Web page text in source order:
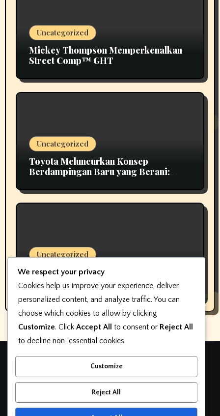
Uncategorized
Mickey Thompson Memperkenalkan
Street Comp™ GHT
Uncategorized
Toyota Meluncurkan Konsep
Berdampingan Baru yang Berani:
Uncategorized
Pembuat perangkat lunak keterlibatan
pelanggan dealer mengubah nama,
bukan fokus
Teknologi otomotif
otomatif
We respect your privacy
Cookies help us improve your experience, deliver
personalized content, and analyze traffic. You can
choose which cookies to allow by clicking
Customize. Click Accept All to consent or Reject All
to decline non-essential cookies.
Customize
Reject All